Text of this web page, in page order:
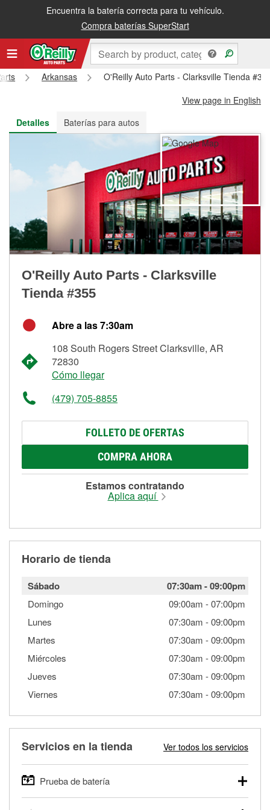
Encuentra la batería correcta para tu vehículo.
Compra baterías SuperStart
Recibe tu orden gratis al día siguiente o recógela en la tienda
Arkansas
O'Reilly Auto Parts - Clarksville Tienda
View page in English
Detalles
Baterías para autos
O'Reilly Auto Parts - Clarksville
Tienda #355
Abre a las 7:30am
108 South Rogers Street Clarksville, AR
72830
Cómo llegar
(479) 705-8855
FOLLETO DE OFERTAS
COMPRA AHORA
Estamos contratando
Aplica aquí
Horario de tienda
Sábado 07:30am-09:00pm
Domingo 09:00am -07:00pm
Lunes
07:30am -09:00pm
Martes
07:30am -09:00pm
Miércoles
07:30am -09:00pm
Jueves
07:30am -09:00pm
Viernes
07:30am -09:00pm
Servicios en la tienda Ver todos los servicios
Prueba de batería